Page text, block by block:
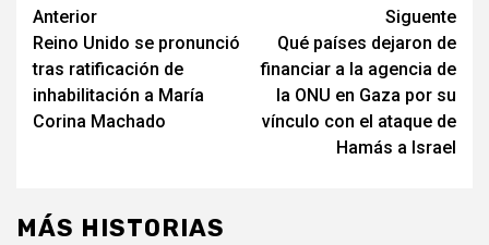
Navegación
de
entradas
Anterior
Reino Unido se pronunció
tras ratificación de
inhabilitación a María
Corina Machado
Siguente
Qué países dejaron de
financiar a la agencia de
la ONU en Gaza por su
vínculo con el ataque de
Hamás a Israel
MÁS HISTORIAS